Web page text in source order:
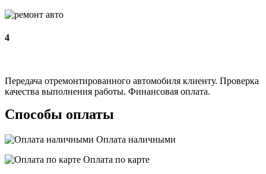
4
Передача отремонтированного автомобиля клиенту. Проверка
качества выполнения работы. Финансовая оплата.
Способы оплаты
Оплата наличными
Оплата по карте